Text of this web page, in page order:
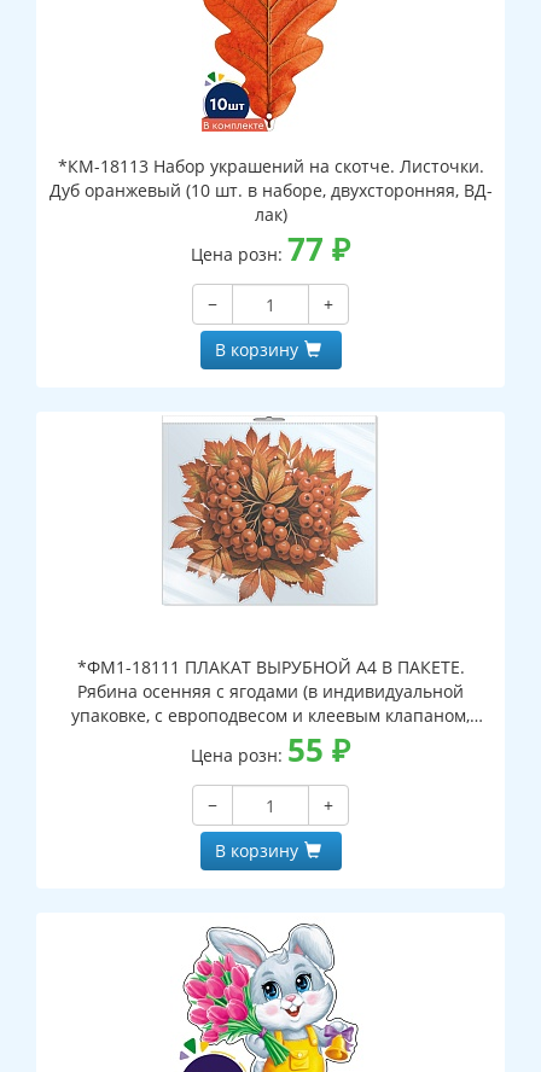
*КМ-18113 Набор украшений на скотче. Листочки.
Дуб оранжевый (10 шт. в наборе, двухсторонняя, ВД-
лак)
Цена розн: 77 ₽
−
+
В корзину
*ФМ1-18111 ПЛАКАТ ВЫРУБНОЙ А4 В ПАКЕТЕ.
Рябина осенняя с ягодами (в индивидуальной
упаковке, с европодвесом и клеевым клапаном,
двухсторонний, ВД-лак)
Цена розн: 55 ₽
−
+
В корзину